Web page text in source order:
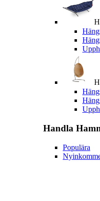
Handla
Populära